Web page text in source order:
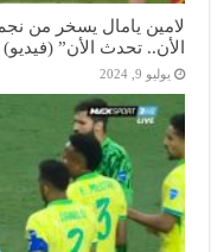
لامين يامال يسخر من
الأن.. تحدث الأن” (فيديو)
يوليو 9, 2024